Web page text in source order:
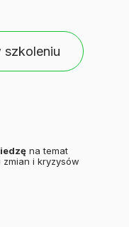
szkoleniu
na temat
i kryzysów